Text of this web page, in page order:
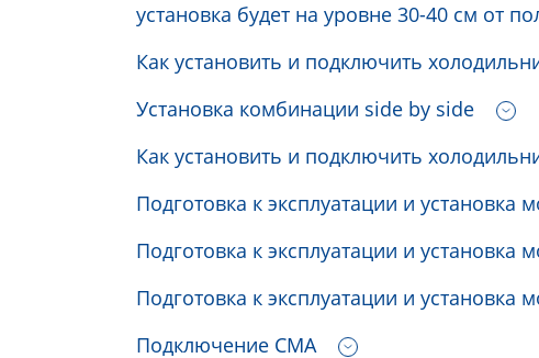
установка будет на уровне 30-40 см от
Как установить и подключить
Установка комбинации side by side
Как установить и подключить
Подготовка к эксплуатации и
Подготовка к эксплуатации и установка
Подготовка к эксплуатации и установка
Подключение СМА